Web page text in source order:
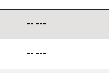
--.---
--.---